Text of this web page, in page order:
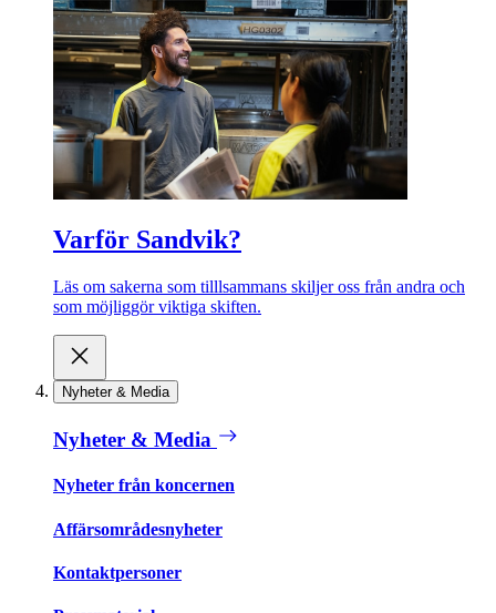
Varför Sandvik?
Läs om sakerna som tilllsammans skiljer oss från andra och
som möjliggör viktiga skiften.
Nyheter & Media
Nyheter & Media
Nyheter från koncernen
Affärsområdesnyheter
Kontaktpersoner